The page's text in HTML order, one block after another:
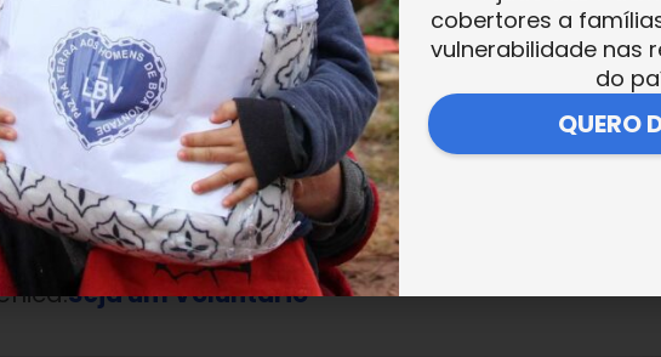
a rede de voluntários da Instituição podem se
formas de colaborar, seja participando de
solidárias, ações educativas ou iniciativas voltadas
assistidas.
e ajude a transformar vidas com Solidariedade,
Seja um Voluntário
cobertores a
vulnerabilidade nas
do
QUERO